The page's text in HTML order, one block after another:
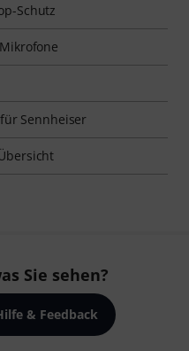
Schutz
Sennheiser
Sie sehen?
& Feedback